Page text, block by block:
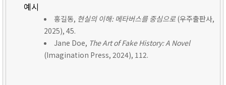
예시
홍길동, 현실의 이해: 메타버스를 중심으로(우주출판사,
2025), 45.
Jane Doe, The Art of Fake History: A Novel
(Imagination Press, 2024), 112.